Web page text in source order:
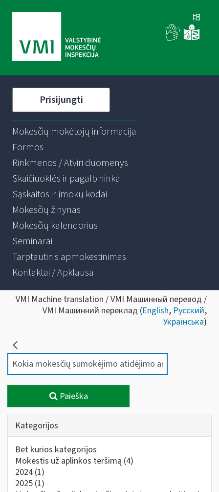
Prisijungti
Mokesčių mokėtojų informacija
Formos
Rinkmenos / Atviri duomenys
Skaičiuoklės ir pagalbininkai
Sąskaitos ir įmokų kodai
Mokesčių žinynas
Mokesčių kalendorius
Seminarai
Tarptautinis apmokestinimas
Kontaktai / Apklausa
VMI Machine translation / VMI Машинный перевод /
VMI Машинний переклад (English, Русский,
Українська)
Paieška
Kategorijos
Bet kurios kategorijos
Mokestis už aplinkos teršimą (4)
2024 (1)
2025 (1)